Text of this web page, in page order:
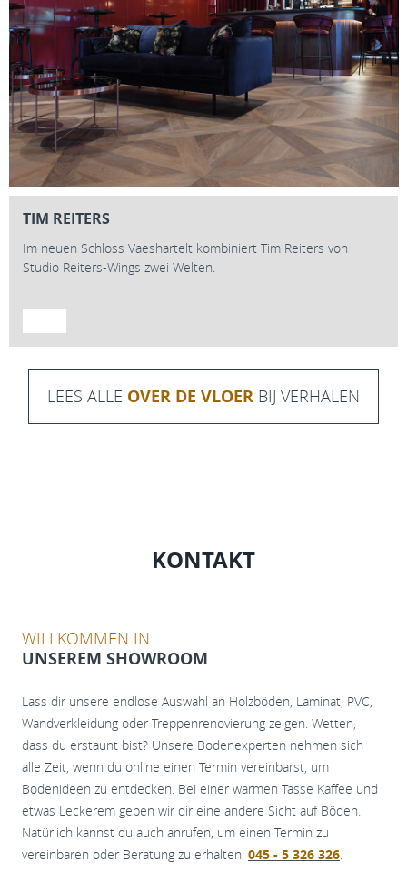
TIM REITERS
Im neuen Schloss Vaeshartelt kombiniert Tim Reiters von
Studio Reiters-Wings zwei Welten.
LEES ALLE OVER DE VLOER BIJ VERHALEN
KONTAKT
WILLKOMMEN IN
UNSEREM SHOWROOM
Lass dir unsere endlose Auswahl an Holzböden, Laminat, PVC,
Wandverkleidung oder Treppenrenovierung zeigen. Wetten,
dass du erstaunt bist? Unsere Bodenexperten nehmen sich
alle Zeit, wenn du online einen Termin vereinbarst, um
Bodenideen zu entdecken. Bei einer warmen Tasse Kaffee und
etwas Leckerem geben wir dir eine andere Sicht auf Böden.
Natürlich kannst du auch anrufen, um einen Termin zu
vereinbaren oder Beratung zu erhalten: 045 - 5 326 326